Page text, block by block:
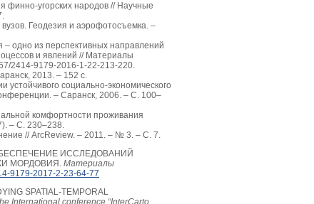
финно-угорских народов // Научные
Геодезия и аэрофотосъемка. –
одно из перспективных направлений
и явлений // Материалы
2414-9179-2016-1-22-213-220.
2013. – 152 с.
социально-экономического
– Саранск, 2006. – С. 100–
комфортности проживания
– С. 230–238.
// ArcReview. – 2011. – № 3. – С. 7.
ИССЛЕДОВАНИЙ
МОРДОВИЯ. Материалы
9179-2017-2-23-64-77
SPATIAL-TEMPORAL